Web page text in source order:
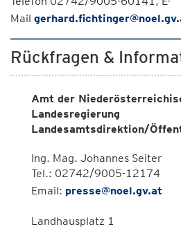
Mail
Rückfragen &
Amt der
Landesregierung
Landesamtsdirektion/
Ing. Mag. Johannes Seiter
Tel.: 02742/9005-12174
Email: presse@noel.gv.at
Landhausplatz 1